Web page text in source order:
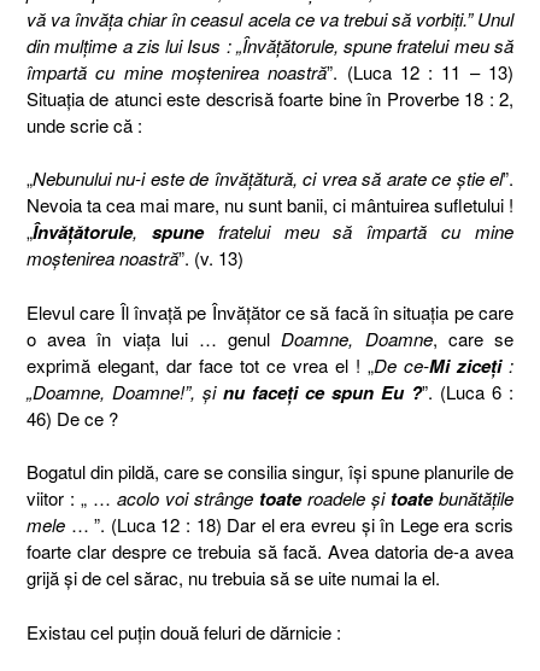
vă va învăţa chiar în ceasul acela ce va trebui să vorbiţi.”Unul
din mulţime a zis lui Isus : „Învăţătorule, spune fratelui meu să
împartă cu mine moştenirea noastră”. (Luca 12 : 11 – 13)
Situaţia de atunci este descrisă foarte bine în Proverbe 18 : 2,
unde scrie că :
„Nebunului nu-i este de învăţătură, ci vrea să arate ce ştie el”.
Nevoia ta cea mai mare, nu sunt banii, ci mântuirea sufletului !
„Învăţătorule, spunefratelui meu să împartă cu mine
moştenirea noastră”. (v. 13)
Elevul care Îl învaţă pe Învăţător ce să facă în situaţia pe care
o avea în viaţa lui … genulDoamne, Doamne, care se
exprimă elegant, dar face tot ce vrea el ! „De ce-Mi ziceţi:
„Doamne, Doamne!”, şi nu faceţi ce spun Eu ?”. (Luca 6 :
46) De ce ?
Bogatul din pildă, care se consilia singur, îşi spune planurile de
viitor : „ … acolo voi strânge toateroadele şi toatebunătăţile
mele … ”. (Luca 12 : 18) Dar el era evreu şi în Lege era scris
foarte clar despre ce trebuia să facă. Avea datoria de-a avea
grijă şi de cel sărac, nu trebuia să se uite numai la el.
Existau cel puţin două feluri de dărnicie :